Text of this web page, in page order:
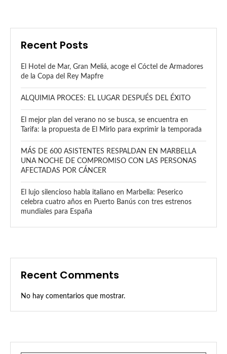
Recent Posts
El Hotel de Mar, Gran Meliá, acoge el Cóctel de Armadores
de la Copa del Rey Mapfre
ALQUIMIA PROCES: EL LUGAR DESPUÉS DEL ÉXITO
El mejor plan del verano no se busca, se encuentra en
Tarifa: la propuesta de El Mirlo para exprimir la temporada
MÁS DE 600 ASISTENTES RESPALDAN EN MARBELLA
UNA NOCHE DE COMPROMISO CON LAS PERSONAS
AFECTADAS POR CÁNCER
El lujo silencioso habla italiano en Marbella: Peserico
celebra cuatro años en Puerto Banús con tres estrenos
mundiales para España
Recent Comments
No hay comentarios que mostrar.